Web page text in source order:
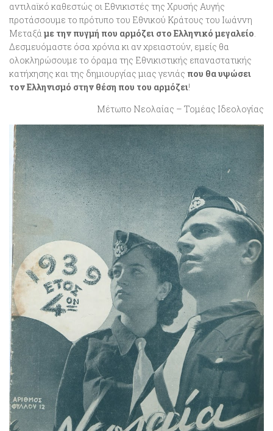
αντιλαϊκό καθεστώς οι Εθνικιστές της Χρυσής Αυγής
προτάσσουμε το πρότυπο του Εθνικού Κράτους του Ιωάννη
Μεταξά με την πυγμή που αρμόζει στο Ελληνικό μεγαλείο.
Δεσμευόμαστε όσα χρόνια κι αν χρειαστούν, εμείς θα
ολοκληρώσουμε το όραμα της Εθνικιστικής επαναστατικής
κατήχησης και της δημιουργίας μιας γενιάς που θα υψώσει
τον Ελληνισμό στην θέση που του αρμόζει!
Μέτωπο Νεολαίας – Τομέας Ιδεολογίας